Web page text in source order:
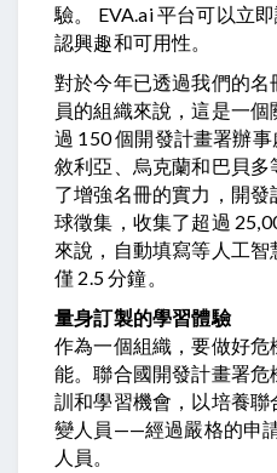
驗。 EVA.ai 平台可以立
認興趣和可用性。
對於今年已透過我們的名
員的組織來說，這是一
過 150 個開發計畫署辦
敘利亞、烏克蘭和巴貝
了增強名冊的實力，開
球徵集，收集了超過
來說，自動填寫等人工
僅 2.5 分鐘。
量身訂製的學習體驗
作為一個組織，要做好
能。聯合國開發計畫署
訓和學習機會，以培養
變人員——經過嚴格的申
人員。